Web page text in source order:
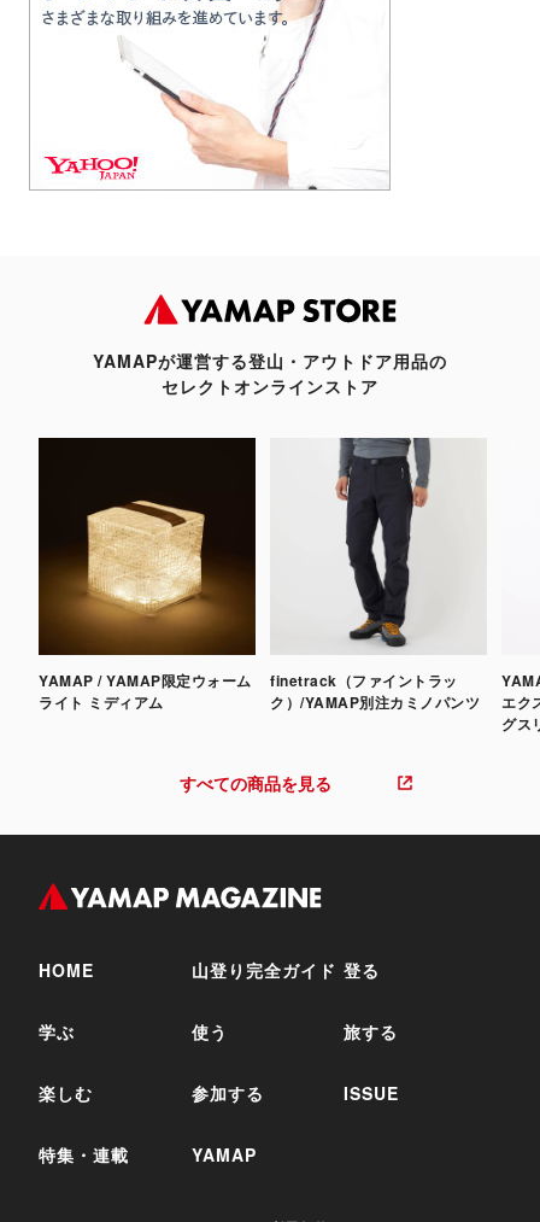
YAMAPが運営する登山・アウトドア用品の
セレクトオンラインストア
YAMAP / YAMAP限定ウォーム
ライト ミディアム
finetrack（ファイントラッ
ク）/YAMAP別注カミノパンツ
エク
グス
すべての商品を見る
HOME 山登り完全ガイド 登る
学ぶ 使う 旅する
楽しむ 参加する ISSUE
特集・連載 YAMAP